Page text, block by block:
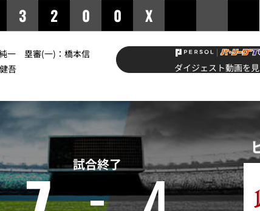
3 2 0 0 X
一 塁審(一)：橋本信
吾
ダイジェスト動画を
試合終了